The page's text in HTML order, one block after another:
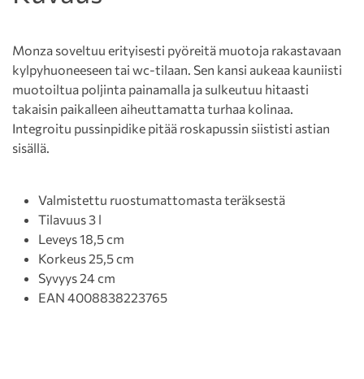
Monza soveltuu erityisesti pyöreitä muotoja rakastavaan
kylpyhuoneeseen tai wc-tilaan. Sen kansi aukeaa kauniisti
muotoiltua poljinta painamalla ja sulkeutuu hitaasti
takaisin paikalleen aiheuttamatta turhaa kolinaa.
Integroitu pussinpidike pitää roskapussin siististi astian
sisällä.
Valmistettu ruostumattomasta teräksestä
Tilavuus 3 l
Leveys 18,5 cm
Korkeus 25,5 cm
Syvyys 24 cm
EAN 4008838223765